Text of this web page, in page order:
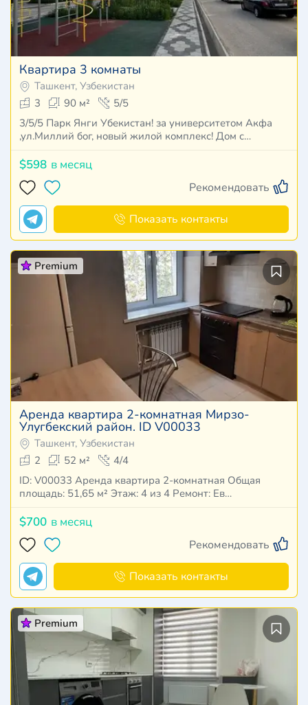
Квартира 3 комнаты
Ташкент, Узбекистан
3
90 м²
5/5
3/5/5 Парк Янги Убекистан! за университетом Акфа
,ул.Миллий бог, новый жилой комплекс! Дом с…
$598 в месяц
Рекомендовать
Показать контакты
Premium
Аренда квартира 2-комнатная Мирзо-
Улугбекский район. ID V00033
Ташкент, Узбекистан
2
52 м²
4/4
ID: V00033 Аренда квартира 2-комнатная Общая
площадь: 51,65 м² Этаж: 4 из 4 Ремонт: Ев…
$700 в месяц
Рекомендовать
Показать контакты
Premium